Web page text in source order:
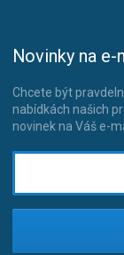
Novinky na e-
Chcete být
nabídkách našich
novinek na Váš e-